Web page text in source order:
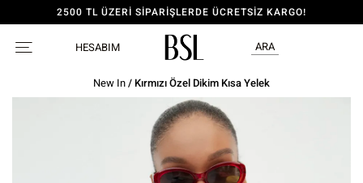
2500 TL ÜZERİ SİPARİŞLERDE ÜCRETSİZ KARGO!
HESABIM ARA
New In/ Kırmızı Özel Dikim Kısa Yelek